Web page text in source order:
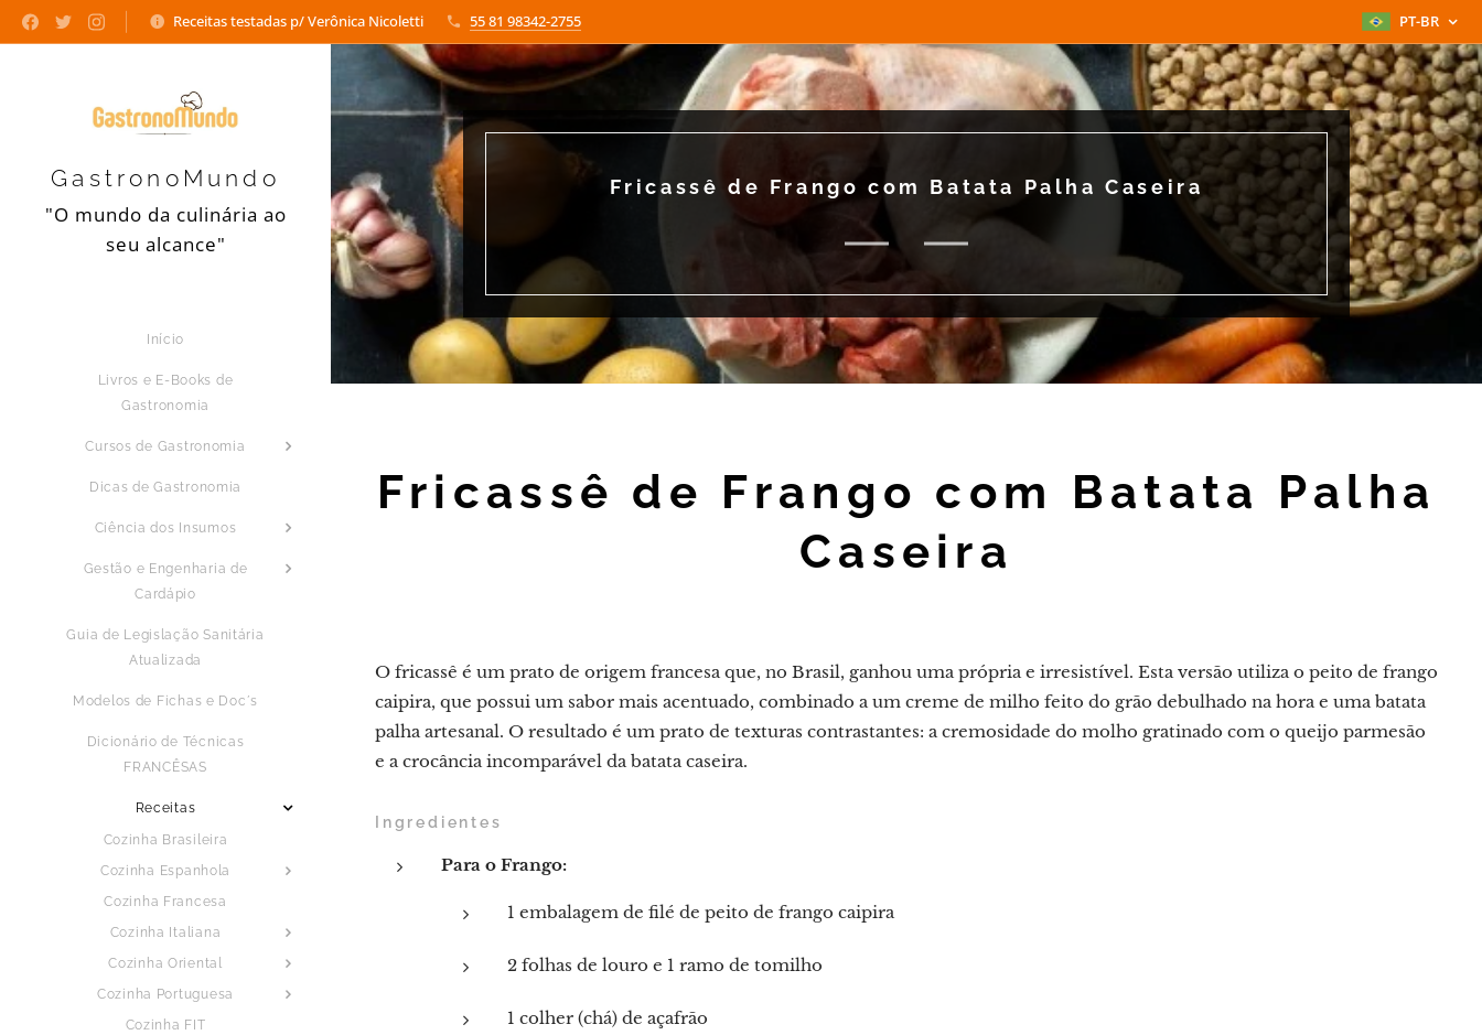
Receitas testadas p/ Verônica Nicoletti 55 81 98342-2755 PT-BR
GastronoMundo
"O mundo da culinária ao
seu alcance"
Início
Livros e E-Books de
Gastronomia
Cursos de Gastronomia
Dicas de Gastronomia
Ciência dos Insumos
Gestão e Engenharia de
Cardápio
Guia de Legislação Sanitária
Atualizada
Modelos de Fichas e Doc´s
Dicionário de Técnicas
FRANCÊSAS
Receitas
Cozinha Brasileira
Cozinha Espanhola
Cozinha Francesa
Cozinha Italiana
Cozinha Oriental
Cozinha Portuguesa
Cozinha FIT
Fricassê de Frango com Batata Palha Caseira
Fricassê de Frango com Batata Palha
Caseira
O fricassê ​​é um prato de origem francesa que, no Brasil, ganhou uma própria e irresistível. Esta versão utiliza o peito de frango
caipira, que possui um sabor mais acentuado, combinado a um creme de milho feito do grão debulhado na hora e uma batata
palha artesanal. O resultado é um prato de texturas contrastantes: a cremosidade do molho gratinado com o queijo parmesão
e a crocância incomparável da batata caseira.
Ingredientes
Para o Frango:
1 embalagem de filé de peito de frango caipira
2 folhas de louro e 1 ramo de tomilho
1 colher (chá) de açafrão